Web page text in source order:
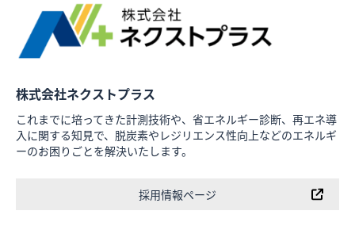
株式会社ネクストプラス
これまでに培ってきた計測技術や、省エネルギー診断、再エネ導
入に関する知見で、脱炭素やレジリエンス性向上などのエネルギ
ーのお困りごとを解決いたします。
採用情報ページ